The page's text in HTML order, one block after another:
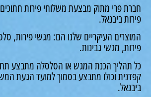
פרי מתוק מבצעת משלוחי פירות חתוכים
ביבנאל.
העיקריים שלנו הם: מגשי פירות, סלסלת
מגשי גבינות.
הכנת המגש או הסלסלה מתבצע תחת
וכולו מתבצע בסמוך למועד הגעת המשלוח